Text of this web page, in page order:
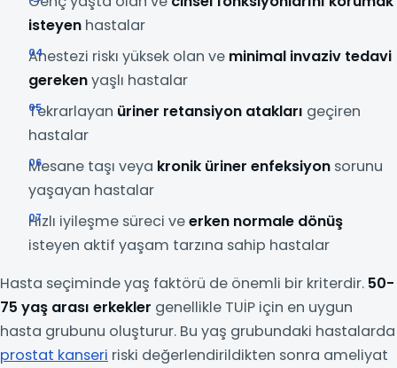
isteyen hastalar
Anestezi riskı yüksek olan ve minimal invaziv tedavi
gerekenyaşlı hastalar
Tekrarlayan üriner retansiyon atakları geçiren
hastalar
Mesane taşı veya kronik üriner enfeksiyon sorunu
yaşayan hastalar
Hızlı iyileşme süreci veerken normale dönüş
isteyen aktif yaşam tarzına sahip hastalar
Hasta seçiminde yaş faktörü de önemli bir kriterdir. 50-
75 yaş arası erkekler genellikle TUİP için en uygun
hasta grubunu oluşturur. Bu yaş grubundaki hastalarda
prostat kanseri riski değerlendirildikten sonra ameliyat